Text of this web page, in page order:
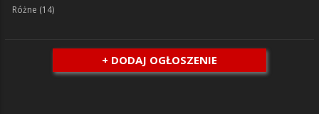
Różne (14)
+ DODAJ OGŁOSZENIE